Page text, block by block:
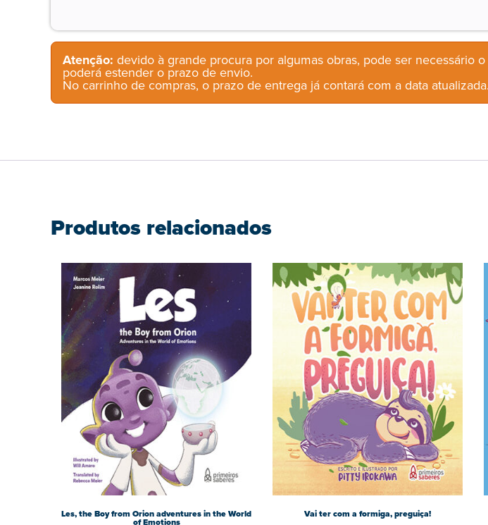
Atenção: devido à grande procura por algumas obras, pode ser necessário
poderá estender o prazo de envio.
No carrinho de compras, o prazo de entrega já contará com a data atualizada.
Produtos relacionados
Les, the Boy from Orion adventures in the World
of Emotions
Vai ter com a formiga, preguiça!